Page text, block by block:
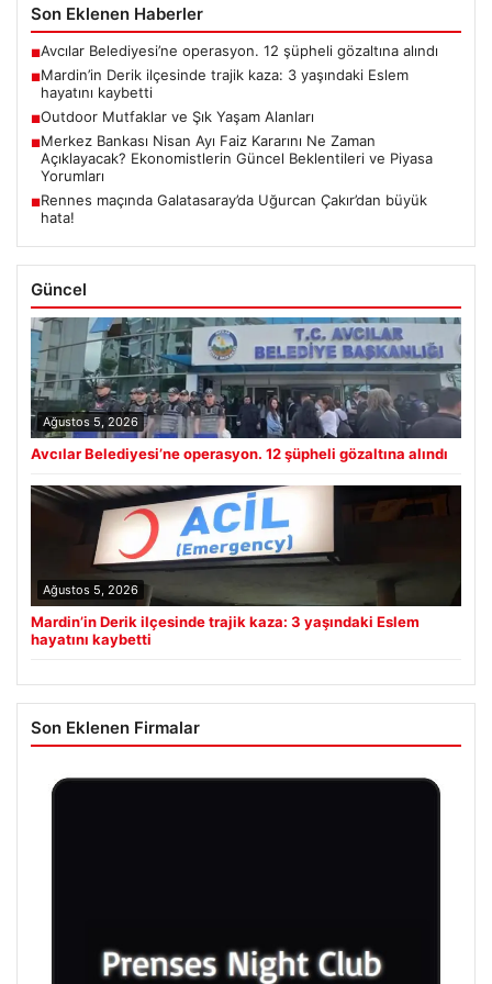
Son Eklenen Haberler
■Avcılar Belediyesi’ne operasyon. 12 şüpheli gözaltına alındı
■Mardin’in Derik ilçesinde trajik kaza: 3 yaşındaki Eslem
hayatını kaybetti
■Outdoor Mutfaklar ve Şık Yaşam Alanları
■Merkez Bankası Nisan Ayı Faiz Kararını Ne Zaman
Açıklayacak? Ekonomistlerin Güncel Beklentileri ve Piyasa
Yorumları
■Rennes maçında Galatasaray’da Uğurcan Çakır’dan büyük
hata!
Güncel
Ağustos 5, 2026
Avcılar Belediyesi’ne operasyon. 12 şüpheli gözaltına alındı
Ağustos 5, 2026
Mardin’in Derik ilçesinde trajik kaza: 3 yaşındaki Eslem
hayatını kaybetti
Son Eklenen Firmalar